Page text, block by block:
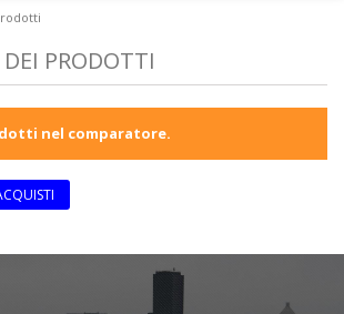
PRODOTTI
nel comparatore.